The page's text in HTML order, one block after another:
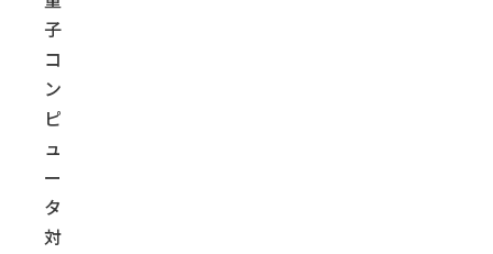
子
コ
ン
ピ
ュ
ー
タ
対